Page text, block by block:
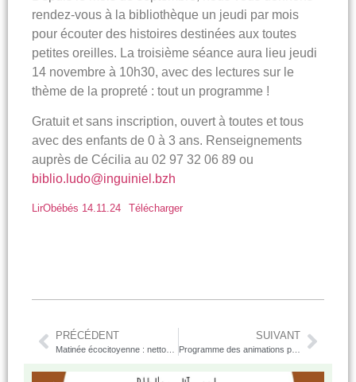
rendez-vous à la bibliothèque un jeudi par mois
pour écouter des histoires destinées aux toutes
petites oreilles. La troisième séance aura lieu jeudi
14 novembre à 10h30, avec des lectures sur le
thème de la propreté : tout un programme !
Gratuit et sans inscription, ouvert à toutes et tous
avec des enfants de 0 à 3 ans. Renseignements
auprès de Cécilia au 02 97 32 06 89 ou
biblio.ludo@inguiniel.bzh
LirObébés 14.11.24 Télécharger
PRÉCÉDENT SUIVANT
Programme des animations pour les vacances d’automne – Centre de loisirs